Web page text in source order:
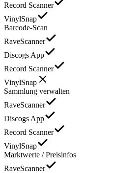
Record Scanner
VinylSnap
Barcode-Scan
RaveScanner
Discogs App
Record Scanner
VinylSnap
Sammlung verwalten
RaveScanner
Discogs App
Record Scanner
VinylSnap
Marktwerte / Preisinfos
RaveScanner